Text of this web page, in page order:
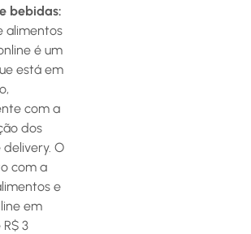
bebidas:
alimentos
é um
está em
com a
dos
O
com a
e
em
3